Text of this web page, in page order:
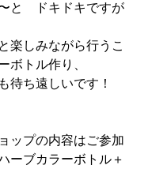
と　ドキドキですが
楽しみながら行うこ
ボトル作り、
待ち遠しいです！
ップの内容はご参加
ーブカラーボトル＋